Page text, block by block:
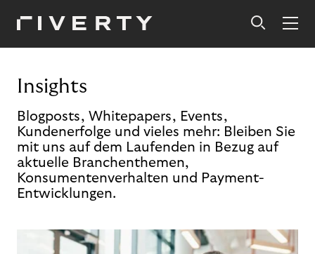
Insights
Blogposts, Whitepapers, Events,
Kundenerfolge und vieles mehr: Bleiben Sie
mit uns auf dem Laufenden in Bezug auf
aktuelle Branchenthemen,
Konsumentenverhalten und Payment-
Entwicklungen.